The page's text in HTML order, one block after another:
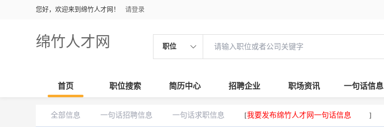
您好，欢迎来到绵竹人才网！ 请登录
绵竹人才网 职位
首页 职位搜索 简历中心 招聘企业 职场资讯 一句话信息
全部信息 一句话招聘信息 一句话求职信息 [我要发布绵竹人才网一句话信息 ]